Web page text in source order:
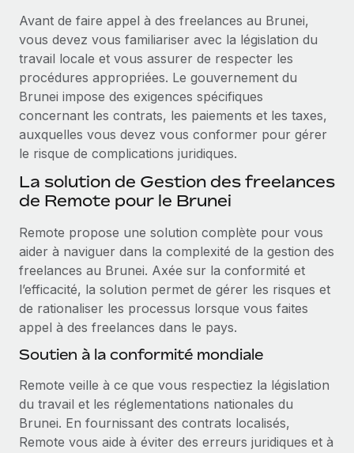
Gestion des appareils
Achetez et suivez vos équipements informatiques
dans le monde entier
Création d’entité
Établissez des entités rapidement et en toute
conformité
Mobilité et déménagement international
Organisez facilement le déménagement de vos
Avantages sociaux
Gérez facilement les avantages sociaux
EOR et PEO
Gestion des freelances
Taxes
Explorer le blog
Mises à jour des produits de Remote :
freelances Plus
Remote a toujours pour mission d'aider les entreprises de
toute taille à embaucher, gérer et payer...
En savoir plus
répartis dans 19 pays grâce à Remote
Phiture, un leader notable du conseil en matière de
croissance mobile internationale, encourage les...
Avant de faire appel à des freelances au Brunei,
vous devez vous familiariser avec la législation du
travail locale et vous assurer de respecter les
procédures appropriées. Le gouvernement du
Brunei impose des exigences spécifiques
concernant les contrats, les paiements et les taxes,
auxquelles vous devez vous conformer pour gérer
le risque de complications juridiques.
La solution de Gestion des freelances
de Remote pour le Brunei
Remote propose une solution complète pour vous
aider à naviguer dans la complexité de la gestion des
freelances au Brunei. Axée sur la conformité et
l’efficacité, la solution permet de gérer les risques et
de rationaliser les processus lorsque vous faites
appel à des freelances dans le pays.
Soutien à la conformité mondiale
Remote veille à ce que vous respectiez la législation
du travail et les réglementations nationales du
Brunei. En fournissant des contrats localisés,
Remote vous aide à éviter des erreurs juridiques et à